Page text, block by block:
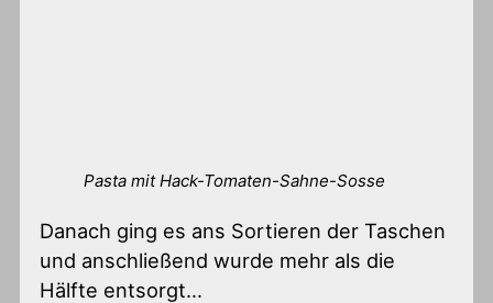
Pasta mit Hack-Tomaten-Sahne-Sosse
Danach ging es ans Sortieren der Taschen
und anschließend wurde mehr als die
Hälfte entsorgt…